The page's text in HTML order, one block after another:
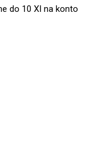
do 10 XI na konto